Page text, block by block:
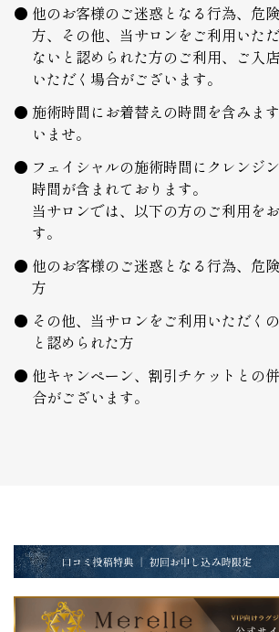
他のお客様のご迷惑となる行為、危
方、その他、当サロンをご利用いた
ないと認められた方のご利用、ご入
いただく場合がございます。
施術時間にお着替えの時間を含みま
いませ。
フェイシャルの施術時間にクレンジ
時間が含まれております。
当サロンでは、以下の方のご利用を
す。
他のお客様のご迷惑となる行為、危
方
その他、当サロンをご利用いただく
と認められた方
他キャンペーン、割引チケットとの
合がございます。